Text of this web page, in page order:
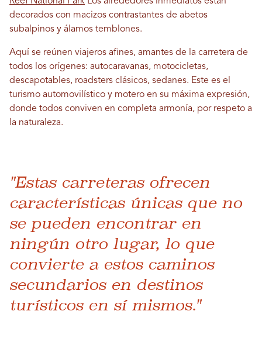
decorados con macizos contrastantes de abetos
subalpinos y álamos temblones.
Aquí se reúnen viajeros afines, amantes de la carretera de
todos los orígenes: autocaravanas, motocicletas,
descapotables, roadsters clásicos, sedanes. Este es el
turismo automovilístico y motero en su máxima expresión,
donde todos conviven en completa armonía, por respeto a
la naturaleza.
"Estas carreteras ofrecen
características únicas que no
se pueden encontrar en
ningún otro lugar, lo que
convierte a estos caminos
secundarios en destinos
turísticos en sí mismos."